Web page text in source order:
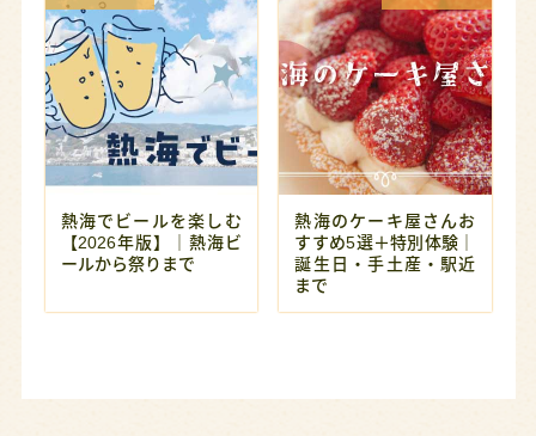
熱海でビールを楽しむ
【2026年版】｜熱海ビ
ールから祭りまで
熱海のケーキ屋さんお
すすめ5選＋特別体験｜
誕生日・手土産・駅近
まで